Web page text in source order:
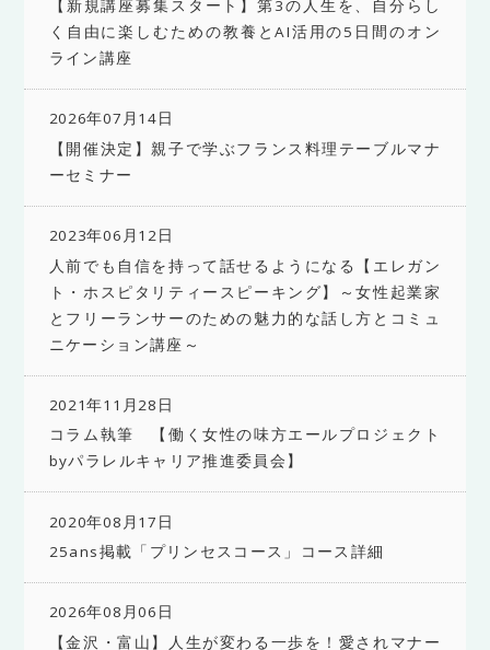
【新規講座募集スタート】第3の人生を、自分らし
く自由に楽しむための教養とAI活用の5日間のオン
ライン講座
2026年07月14日
【開催決定】親子で学ぶフランス料理テーブルマナ
ーセミナー
2023年06月12日
人前でも自信を持って話せるようになる【エレガン
ト・ホスピタリティースピーキング】～女性起業家
とフリーランサーのための魅力的な話し方とコミュ
ニケーション講座～
2021年11月28日
コラム執筆 【働く女性の味方エールプロジェクト
byパラレルキャリア推進委員会】
2020年08月17日
25ans掲載「プリンセスコース」コース詳細
2026年08月06日
【金沢・富山】人生が変わる一歩を！愛されマナー